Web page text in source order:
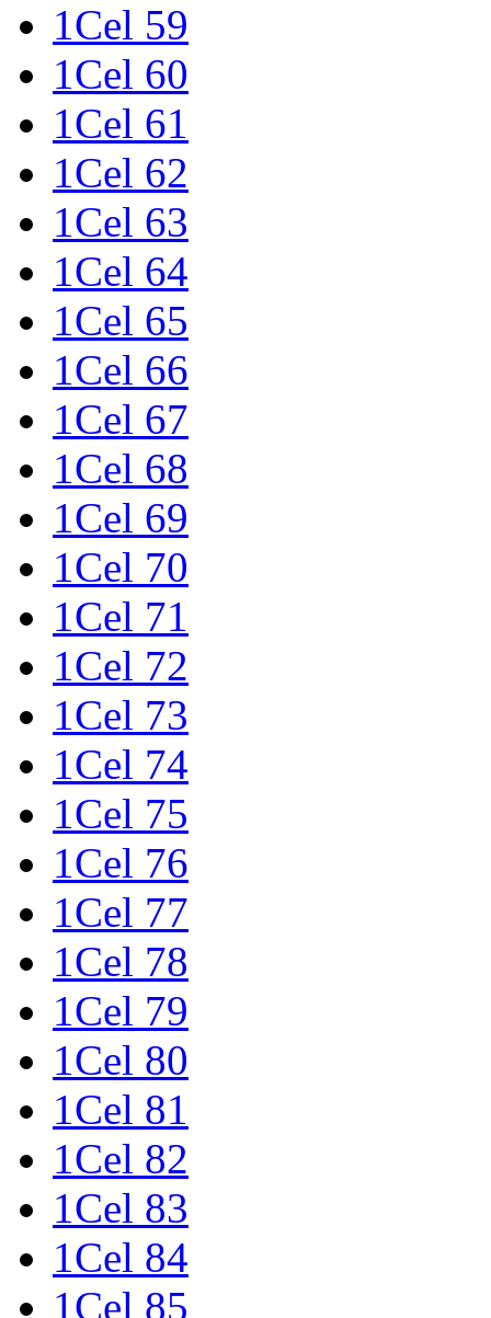
1Cel 59
1Cel 60
1Cel 61
1Cel 62
1Cel 63
1Cel 64
1Cel 65
1Cel 66
1Cel 67
1Cel 68
1Cel 69
1Cel 70
1Cel 71
1Cel 72
1Cel 73
1Cel 74
1Cel 75
1Cel 76
1Cel 77
1Cel 78
1Cel 79
1Cel 80
1Cel 81
1Cel 82
1Cel 83
1Cel 84
1Cel 85